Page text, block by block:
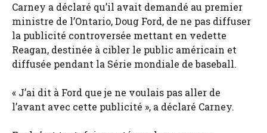
Carney a déclaré qu’il avait demandé au premier
ministre de l’Ontario, Doug Ford, de ne pas diffuser
la publicité controversée mettant en vedette
Reagan, destinée à cibler le public américain et
diffusée pendant la Série mondiale de baseball.
« J’ai dit à Ford que je ne voulais pas aller de
l’avant avec cette publicité », a déclaré Carney.